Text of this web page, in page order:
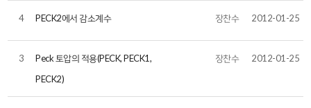
4 PECK2에서 감소계수 장찬수 2012-01-25
3
Peck 토압의 적용(PECK, PECK1,
PECK2)
장찬수 2012-01-25